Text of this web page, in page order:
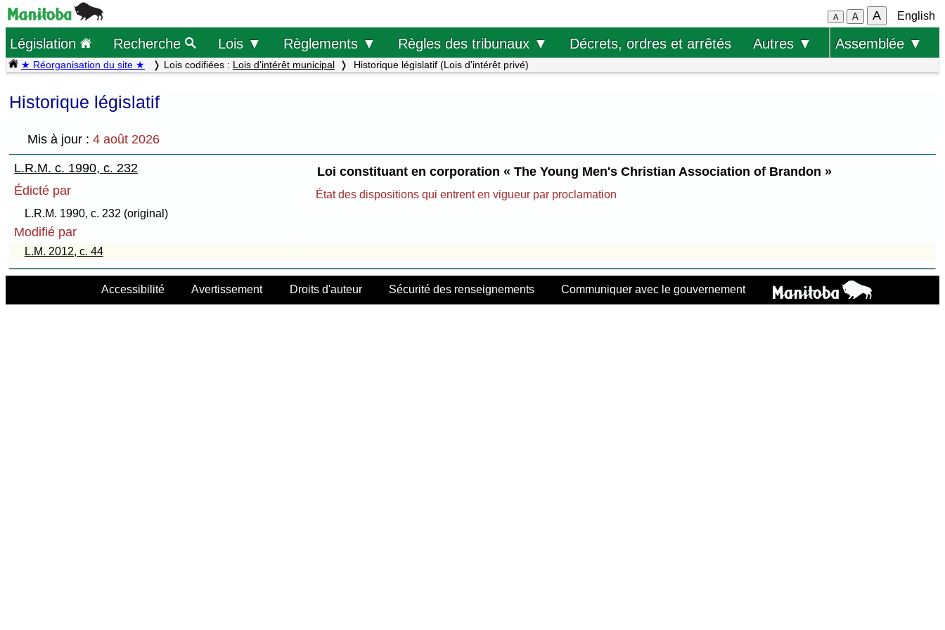
A A A English
Législation Recherche Lois ▼ Règlements ▼ Règles des tribunaux ▼ Décrets, ordres et arrêtés Autres ▼ Assemblée ▼
★ Réorganisation du site ★ Lois codifiées : Lois d'intérêt municipal Historique législatif (Lois d'intérêt privé)
Historique législatif
Mis à jour :4 août 2026
L.R.M. c. 1990, c. 232
Loi constituant en corporation « The Young Men's Christian Association of Brandon »
Édicté par
État des dispositions qui entrent en vigueur par proclamation
L.R.M. 1990, c. 232 (original)
Modifié par
L.M. 2012, c. 44
Accessibilité Avertissement Droits d'auteur Sécurité des renseignements Communiquer avec le gouvernement